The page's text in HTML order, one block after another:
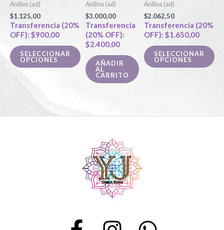
Anillos (ad)
$1.125,00
Transferencia (20%
OFF): $900,00
SELECCIONAR
OPCIONES
Las
opciones
se
pueden
elegir
en
de
Anillos (ad)
$3.000,00
Transferencia
(20% OFF):
$2.400,00
AÑADIR
AL
CARRITO
Anillos (ad)
$2.062,50
Transferencia (20%
OFF): $1.650,00
SELECCIONAR
OPCIONES
de